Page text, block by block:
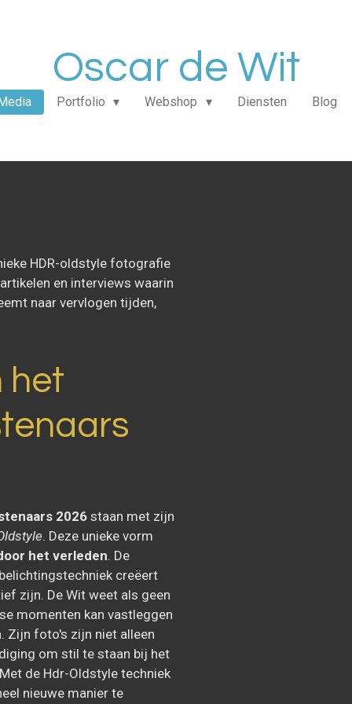
Oscar de Wit
Portfolio Webshop Diensten Blog
HDR-oldstyle fotografie
en interviews waarin
naar vervlogen tijden,
het
2026 staan met zijn
. Deze unieke vorm
het verleden. De
creëert
zijn. De Wit weet als geen
momenten kan vastleggen
Zijn foto's zijn niet alleen
om stil te staan bij het
de Hdr-Oldstyle techniek
nieuwe manier te